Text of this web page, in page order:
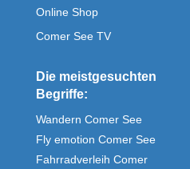
Online Shop
Comer See TV
Die meistgesuchten
Begriffe:
Wandern Comer See
Fly emotion Comer See
Fahrradverleih Comer